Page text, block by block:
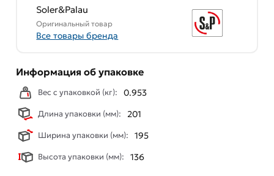
Soler&Palau
Оригинальный товар
Все товары бренда
Информация об упаковке
Вес с упаковкой (кг): 0.953
Длина упаковки (мм): 201
Ширина упаковки (мм): 195
Высота упаковки (мм): 136